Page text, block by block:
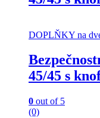
DOPLŇKY na
45/45 s
0 out of 5
(0)